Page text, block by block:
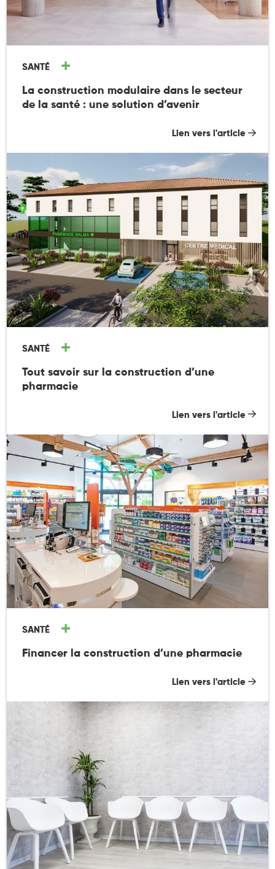
SANTÉ
La construction modulaire dans le secteur
de la santé : une solution d’avenir
Lien vers l'article
SANTÉ
Tout savoir sur la construction d’une
pharmacie
Lien vers l'article
SANTÉ
Financer la construction d’une pharmacie
Lien vers l'article